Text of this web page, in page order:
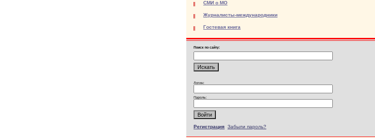
СМИ о МО
Журналисты-международники
Гостевая книга
Поиск по сайту:
Логин:
Пароль:
Регистрация Забыли пароль?